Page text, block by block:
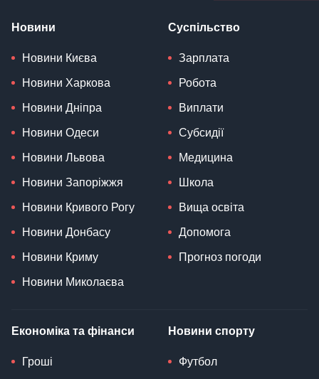
Новини
Новини Києва
Новини Харкова
Новини Дніпра
Новини Одеси
Новини Львова
Новини Запоріжжя
Новини Кривого Рогу
Новини Донбасу
Новини Криму
Новини Миколаєва
Суспільство
Зарплата
Робота
Виплати
Субсидії
Медицина
Школа
Вища освіта
Допомога
Прогноз погоди
Економіка та фінанси
Гроші
Новини спорту
Футбол